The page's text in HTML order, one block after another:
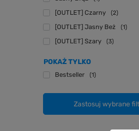
[OUTLET] Czarny 2
[OUTLET] Jasny Beż 1
[OUTLET] Szary 3
POKAŻ TYLKO
Bestseller 1
Zastosuj wybrane